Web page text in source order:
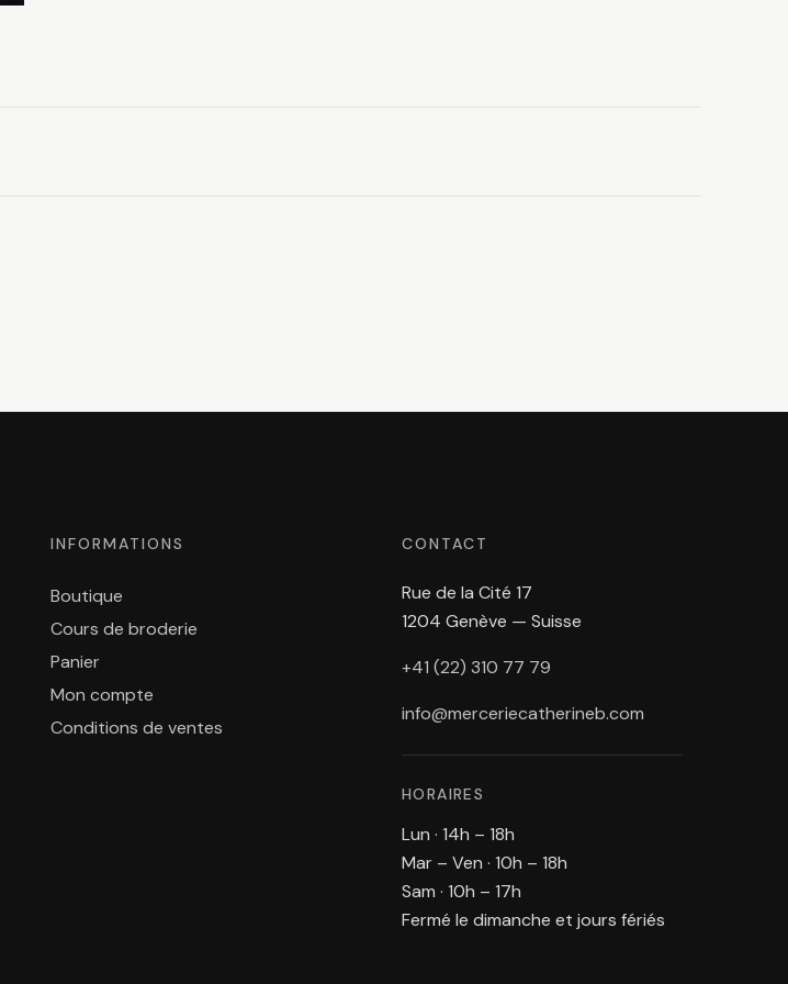
INFORMATIONS
Boutique
Cours de broderie
Panier
Mon compte
Conditions de ventes
CONTACT
Rue de la Cité 17
1204 Genève — Suisse
+41 (22) 310 77 79
info@merceriecatherineb.com
HORAIRES
Lun · 14h – 18h
Mar – Ven · 10h – 18h
Sam · 10h – 17h
Fermé le dimanche et jours fériés